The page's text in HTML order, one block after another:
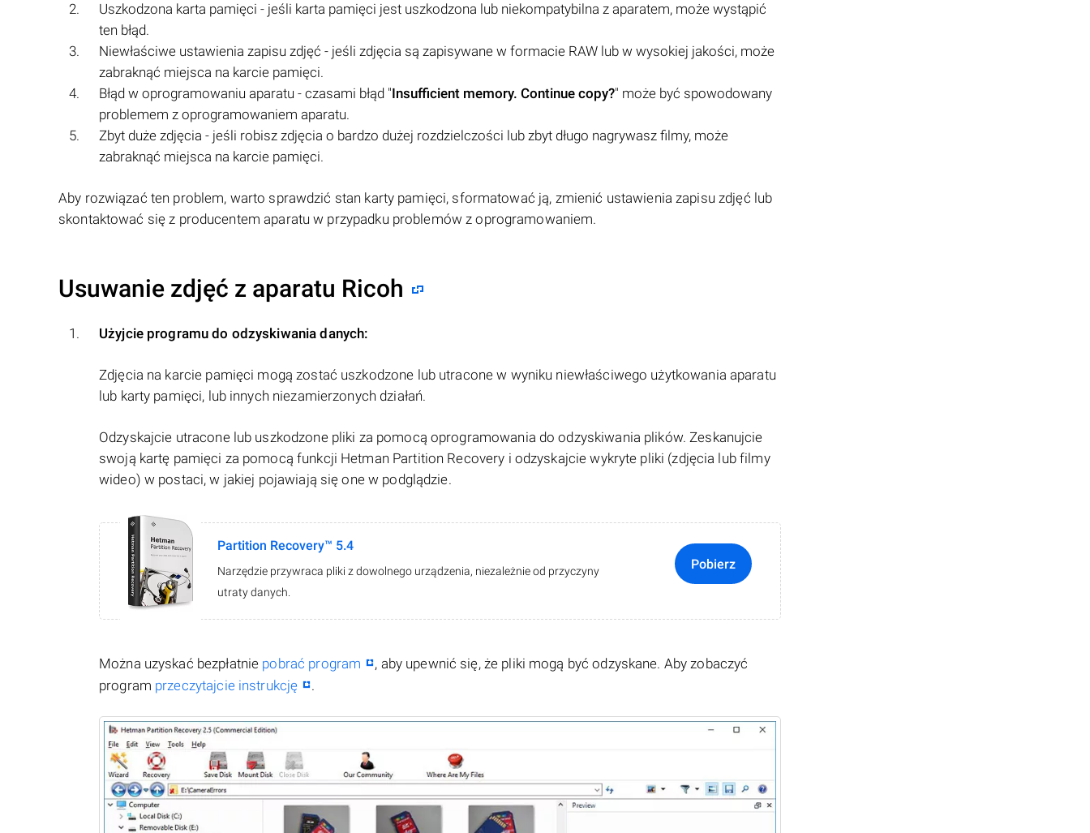
Uszkodzona karta pamięci - jeśli karta pamięci jest uszkodzona lub niekompatybilna z aparatem, może wystąpić
ten błąd.
Niewłaściwe ustawienia zapisu zdjęć - jeśli zdjęcia są zapisywane w formacie RAW lub w wysokiej jakości, może
zabraknąć miejsca na karcie pamięci.
Błąd w oprogramowaniu aparatu - czasami błąd "Insufficient memory. Continue copy?" może być spowodowany
problemem z oprogramowaniem aparatu.
Zbyt duże zdjęcia - jeśli robisz zdjęcia o bardzo dużej rozdzielczości lub zbyt długo nagrywasz filmy, może
zabraknąć miejsca na karcie pamięci.
Aby rozwiązać ten problem, warto sprawdzić stan karty pamięci, sformatować ją, zmienić ustawienia zapisu zdjęć lub
skontaktować się z producentem aparatu w przypadku problemów z oprogramowaniem.
Usuwanie zdjęć z aparatu Ricoh
Użyjcie programu do odzyskiwania danych:
Zdjęcia na karcie pamięci mogą zostać uszkodzone lub utracone w wyniku niewłaściwego użytkowania aparatu
lub karty pamięci, lub innych niezamierzonych działań.
Odzyskajcie utracone lub uszkodzone pliki za pomocą oprogramowania do odzyskiwania plików. Zeskanujcie
swoją kartę pamięci za pomocą funkcji Hetman Partition Recovery i odzyskajcie wykryte pliki (zdjęcia lub filmy
wideo) w postaci, w jakiej pojawiają się one w podglądzie.
Partition Recovery™ 5.4
Narzędzie przywraca pliki z dowolnego urządzenia, niezależnie od przyczyny
utraty danych.
Pobierz
Można uzyskać bezpłatnie pobrać program
, aby upewnić się, że pliki mogą być odzyskane. Aby zobaczyć
program przeczytajcie instrukcję .